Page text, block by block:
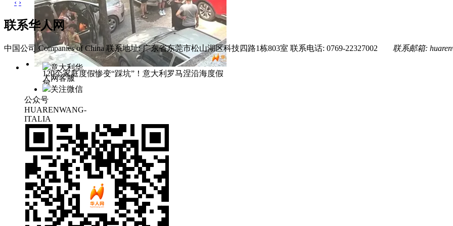
120个家庭度假惨变“踩坑”！意大利罗马涅沿海度假
屋
‹ ›
联系华人网
中国公司 Companies of China 联系地址: 广东省东莞市松山湖区科技四路1栋803室 联系电话: 0769-22327002 联系邮箱:
意大利华
人网客服
关注微信
公众号
HUARENWANG-
ITALIA